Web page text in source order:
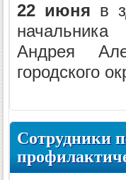
22 июня в
Андрея
городского
Сотрудники